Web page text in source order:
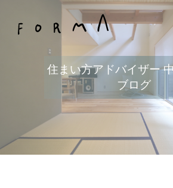
住まい方アドバイザー
ブログ